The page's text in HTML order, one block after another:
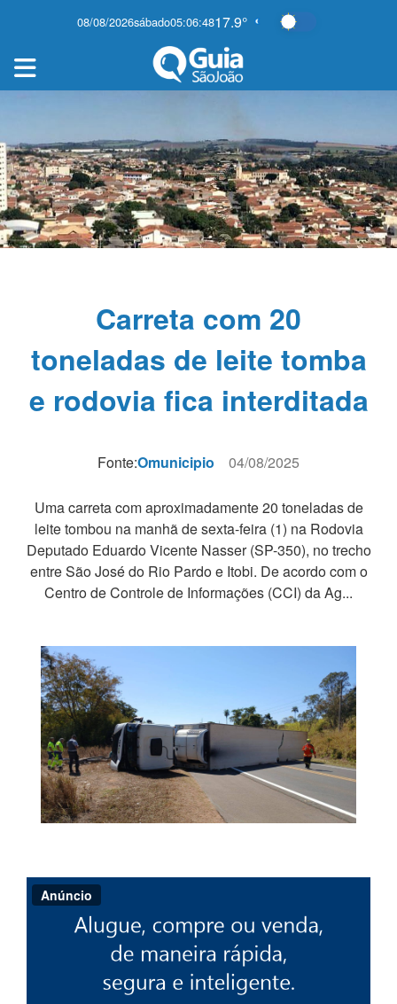
08/08/2026sábado05:06:4817.9°
Carreta com 20
toneladas de leite tomba
e rodovia fica interditada
Fonte:Omunicipio 04/08/2025
Uma carreta com aproximadamente 20 toneladas de
leite tombou na manhã de sexta-feira (1) na Rodovia
Deputado Eduardo Vicente Nasser (SP-350), no trecho
entre São José do Rio Pardo e Itobi. De acordo com o
Centro de Controle de Informações (CCI) da Ag...
Anúncio